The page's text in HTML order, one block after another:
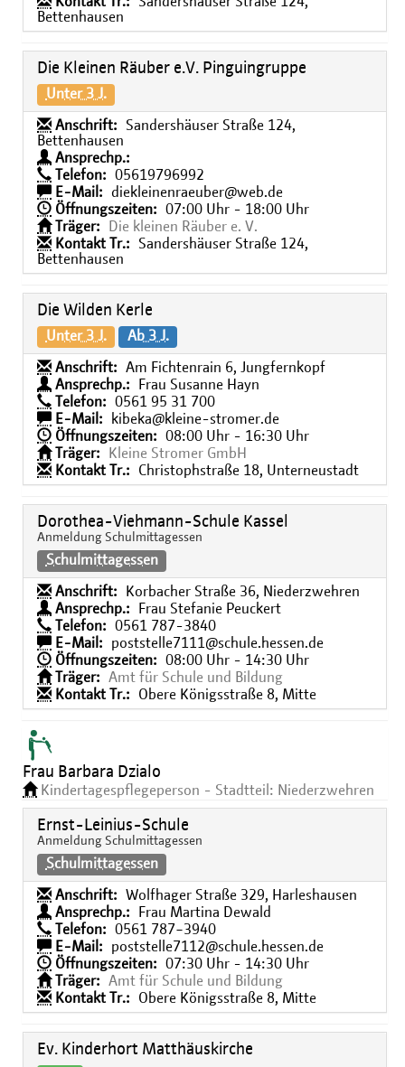
Bettenhausen
Die Kleinen Räuber e.V. Pinguingruppe
Unter 3 J.
Anschrift:
Sandershäuser Straße 124,
Bettenhausen
Ansprechp.:
Telefon:
05619796992
E-Mail:
diekleinenraeuber@web.de
Öffnungszeiten:
07:00 Uhr - 18:00 Uhr
Träger:
Die kleinen Räuber e. V.
Kontakt Tr.:
Sandershäuser Straße 124,
Bettenhausen
Die Wilden Kerle
Unter 3 J. Ab 3 J.
Anschrift:
Am Fichtenrain 6, Jungfernkopf
Ansprechp.:
Frau Susanne Hayn
Telefon:
0561 95 31 700
E-Mail:
kibeka@kleine-stromer.de
Öffnungszeiten:
08:00 Uhr - 16:30 Uhr
Träger:
Kleine Stromer GmbH
Kontakt Tr.:
Christophstraße 18, Unterneustadt
Dorothea-Viehmann-Schule Kassel
Anmeldung Schulmittagessen
Schulmittagessen
Anschrift:
Korbacher Straße 36, Niederzwehren
Ansprechp.:
Frau Stefanie Peuckert
Telefon:
0561 787-3840
E-Mail:
poststelle7111@schule.hessen.de
Öffnungszeiten:
08:00 Uhr - 14:30 Uhr
Träger:
Amt für Schule und Bildung
Kontakt Tr.:
Obere Königsstraße 8, Mitte
Frau Barbara Dzialo
Kindertagespflegeperson - Stadtteil: Niederzwehren
Ernst-Leinius-Schule
Anmeldung Schulmittagessen
Schulmittagessen
Anschrift:
Wolfhager Straße 329, Harleshausen
Ansprechp.:
Frau Martina Dewald
Telefon:
0561 787−3940
E-Mail:
poststelle7112@schule.hessen.de
Öffnungszeiten:
07:30 Uhr - 14:30 Uhr
Träger:
Amt für Schule und Bildung
Kontakt Tr.:
Obere Königsstraße 8, Mitte
Ev. Kinderhort Matthäuskirche